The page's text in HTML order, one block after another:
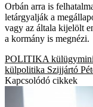
Orbán arra is
letárgyalják a
vagy az általa kijelölt
a kormány is megnézi.
POLITIKA
külpolitika Szijjártó
Kapcsolódó cikkek